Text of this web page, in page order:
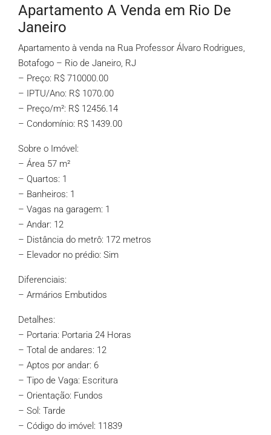
Apartamento A Venda em Rio De
Janeiro
Apartamento à venda na Rua Professor Álvaro Rodrigues,
Botafogo – Rio de Janeiro, RJ
– Preço: R$ 710000.00
– IPTU/Ano: R$ 1070.00
– Preço/m²: R$ 12456.14
– Condomínio: R$ 1439.00
Sobre o Imóvel:
– Área 57 m²
– Quartos: 1
– Banheiros: 1
– Vagas na garagem: 1
– Andar: 12
– Distância do metrô: 172 metros
– Elevador no prédio: Sim
Diferenciais:
– Armários Embutidos
Detalhes:
– Portaria: Portaria 24 Horas
– Total de andares: 12
– Aptos por andar: 6
– Tipo de Vaga: Escritura
– Orientação: Fundos
– Sol: Tarde
– Código do imóvel: 11839